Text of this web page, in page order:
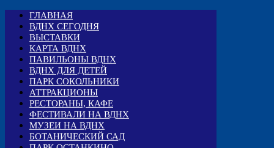
ГЛАВНАЯ
ВДНХ СЕГОДНЯ
ВЫСТАВКИ
КАРТА ВДНХ
ПАВИЛЬОНЫ ВДНХ
ВДНХ ДЛЯ ДЕТЕЙ
ПАРК СОКОЛЬНИКИ
АТТРАКЦИОНЫ
РЕСТОРАНЫ, КАФЕ
ФЕСТИВАЛИ НА ВДНХ
МУЗЕИ НА ВДНХ
БОТАНИЧЕСКИЙ САД